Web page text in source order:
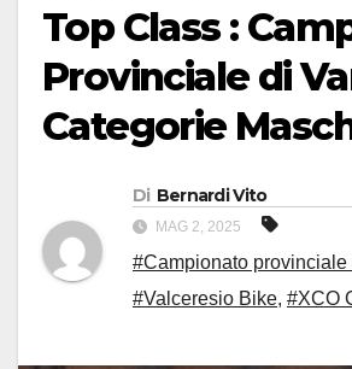
Top Class :
Provinciale di
Categorie
Di Bernardi Vito
MAG 2, 2025
#Campionato provinciale
#Valceresio Bike, #XCO